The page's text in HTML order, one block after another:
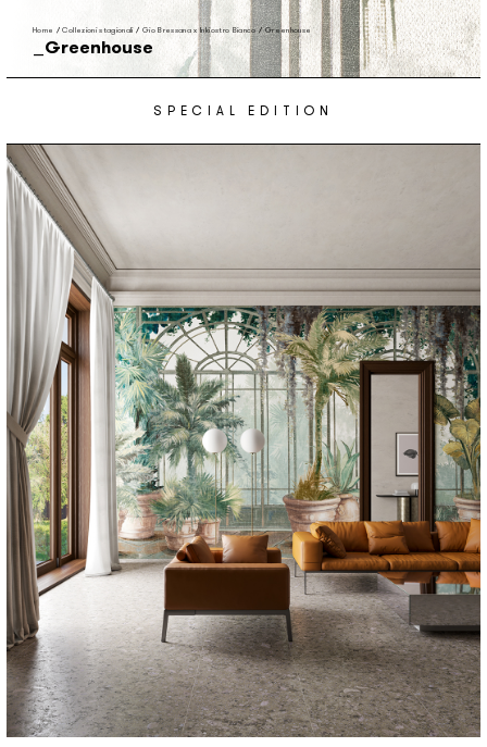
Home /Collezioni stagionali/ Gio Bressana x Inkiostro Bianco/Greenhouse
Greenhouse
SPECIAL EDITION